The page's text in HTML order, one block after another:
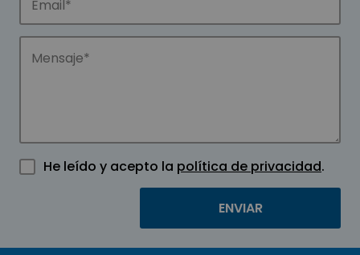
He leído y acepto la política de privacidad.